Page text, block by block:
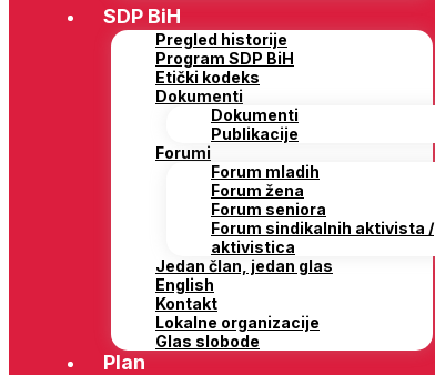
SDP BiH
Pregled historije
Program SDP BiH
Etički kodeks
Dokumenti
Dokumenti
Publikacije
Forumi
Forum mladih
Forum žena
Forum seniora
Forum sindikalnih aktivista /
aktivistica
Jedan član, jedan glas
English
Kontakt
Lokalne organizacije
Glas slobode
Plan